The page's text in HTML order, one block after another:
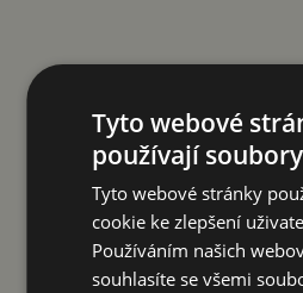
Tyto webové
používají
Tyto webové stránky
cookie ke zlepšení
Používáním našich
souhlasíte se všemi